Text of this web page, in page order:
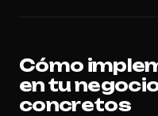
Cómo
en tu
concretos